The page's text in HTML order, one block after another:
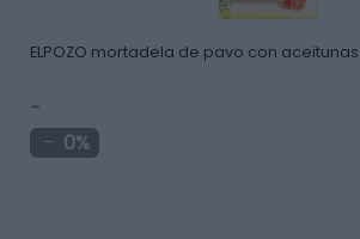
ELPOZO mortadela de pavo con
-
0%